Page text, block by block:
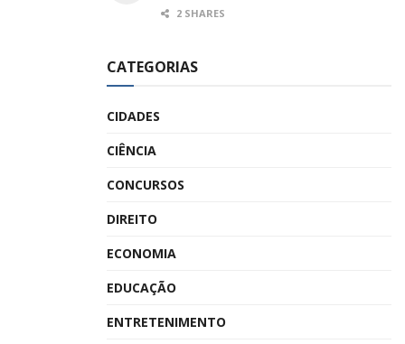
2 SHARES
CATEGORIAS
CIDADES
CIÊNCIA
CONCURSOS
DIREITO
ECONOMIA
EDUCAÇÃO
ENTRETENIMENTO